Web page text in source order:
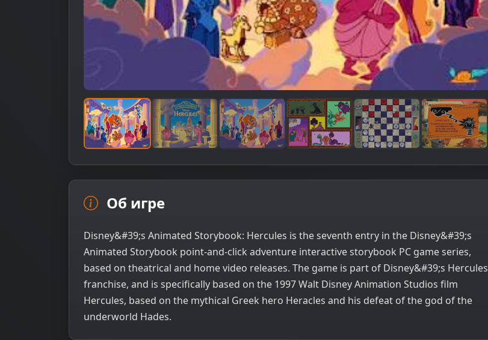
Об игре
Disney&#39;s Animated Storybook: Hercules is the seventh entry in the Disney&#39;s
Animated Storybook point-and-click adventure interactive storybook PC game series,
based on theatrical and home video releases. The game is part of Disney&#39;s Hercules
franchise, and is specifically based on the 1997 Walt Disney Animation Studios film
Hercules, based on the mythical Greek hero Heracles and his defeat of the god of the
underworld Hades.